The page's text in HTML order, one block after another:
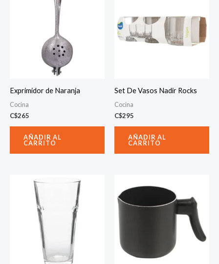
Exprimidor de Naranja
Cocina
C$265
AÑADIR AL
CARRITO
Set De Vasos Nadir Rocks
Cocina
C$295
AÑADIR AL
CARRITO